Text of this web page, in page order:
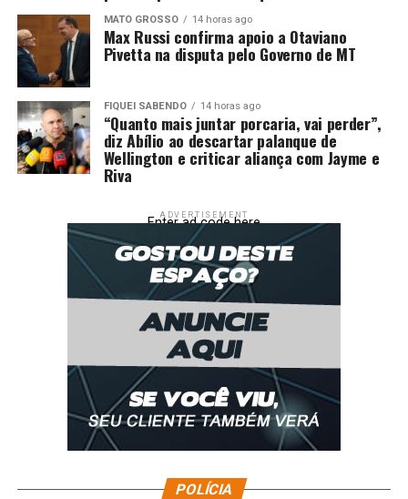
MATO GROSSO 14 horas ago
Max Russi confirma apoio a Otaviano
Pivetta na disputa pelo Governo de MT
FIQUEI SABENDO 14 horas ago
“Quanto mais juntar porcaria, vai perder”,
diz Abílio ao descartar palanque de
Wellington e criticar aliança com Jayme e
Riva
ADVERTISEMENT
Enter ad code here
POLÍCIA